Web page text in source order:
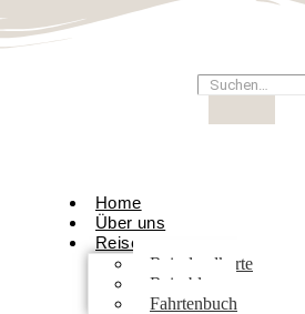
Home
Über uns
Reisen
Reiselandkarte
Reiseblog
Fahrtenbuch